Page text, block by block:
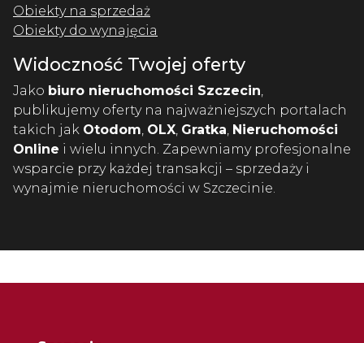
Obiekty na sprzedaż
Obiekty do wynajęcia
Widoczność Twojej oferty
Jako biuro nieruchomości Szczecin,
publikujemy oferty na najważniejszych portalach
takich jak Otodom, OLX, Gratka, Nieruchomości
Online i wielu innych. Zapewniamy profesjonalne
wsparcie przy każdej transakcji – sprzedaży i
wynajmie nieruchomości w Szczecinie.